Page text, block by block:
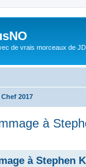
de vrais morceaux de
2017
à
à Stephen